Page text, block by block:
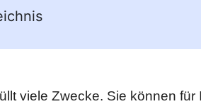
viele Zwecke. Sie können